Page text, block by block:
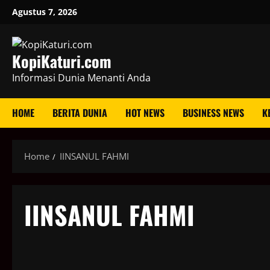
Skip
content
Agustus 7, 2026
KopiKaturi.com
Informasi Dunia Menanti Anda
HOME BERITA DUNIA HOT NEWS BUSINESS NEWS
Home IINSANUL FAHMI
IINSANUL FAHMI